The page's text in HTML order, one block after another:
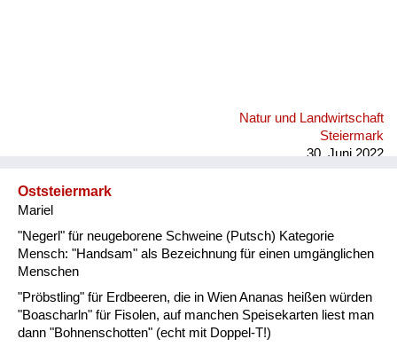
Natur und Landwirtschaft
Steiermark
30. Juni 2022
Oststeiermark
Mariel
"Negerl" für neugeborene Schweine (Putsch) Kategorie
Mensch: "Handsam" als Bezeichnung für einen umgänglichen
Menschen
"Pröbstling" für Erdbeeren, die in Wien Ananas heißen würden
"Boascharln" für Fisolen, auf manchen Speisekarten liest man
dann "Bohnenschotten" (echt mit Doppel-T!)